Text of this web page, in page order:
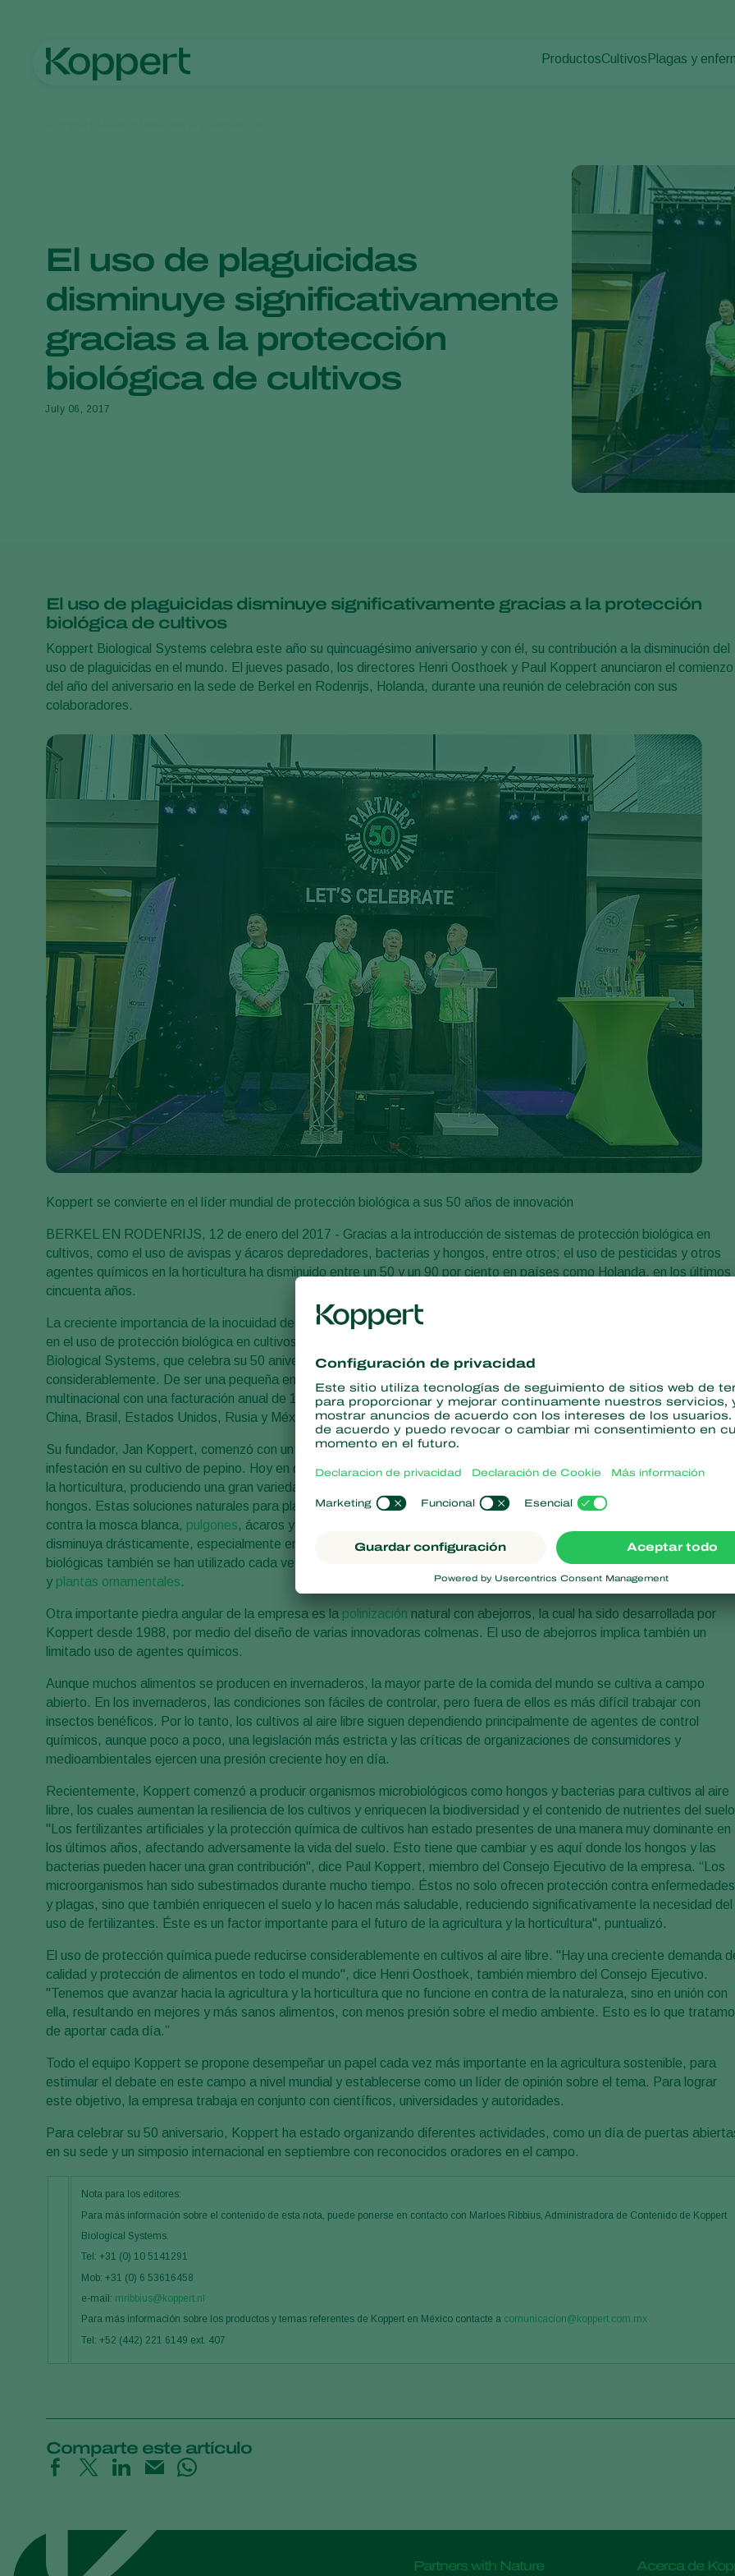
Productos
Aplicación
Monitoreo
Desinfección, Limpieza, &
Agentes sombreadores
Cultivos
Cultivos herbáceos
Plagas y
El uso de plaguicidas
disminuye significativamente
gracias a la protección
biológica de cultivos
July 06, 2017
El uso de plaguicidas disminuye significativamente gracias a la protección
biológica de cultivos
Koppert Biological Systems celebra este año su quincuagésimo aniversario y con él, su contribución a la disminución del
uso de plaguicidas en el mundo. El jueves pasado, los directores Henri Oosthoek y Paul Koppert anunciaron el comienzo
del año del aniversario en la sede de Berkel en Rodenrijs, Holanda, durante una reunión de celebración con sus
colaboradores.
Koppert se convierte en el líder mundial de protección biológica a sus 50 años de innovación
BERKEL EN RODENRIJS, 12 de enero del 2017 - Gracias a la introducción de sistemas de protección biológica en
cultivos, como el uso de avispas y ácaros depredadores, bacterias y hongos, entre otros; el uso de pesticidas y otros
agentes químicos en la horticultura ha disminuido entre un 50 y un 90 por ciento en países como Holanda, en los últimos
cincuenta años.
La creciente importancia de la inocuidad de los alimentos y de la agricultura sustentable también ha llevado a un
en el uso de protección biológica en cultivos al aire libre, según la propia experiencia de nuestra empresa Koppert
Biological Systems, que celebra su 50 aniversario este año. En las últimas cinco décadas Koppert se ha desarrollado
considerablemente. De ser una pequeña empresa pionera con cuatro empleados, se ha transformado en una
multinacional con una facturación anual de 190 millones de euros y 1,200 empleados en 26 países diferentes, incluyendo
China, Brasil, Estados Unidos, Rusia y México. Actualmente, la empresa exporta a más de 90 países.
Su fundador, Jan Koppert, comenzó con un solo insecto benéfico en 1967, un ácaro depredador para controlar una
infestación en su cultivo de pepino. Hoy en día, Koppert es el líder del mercado en la protección biológica de cultivos en
la horticultura, produciendo una gran variedad de ácaros, insectos, microorganismos, extractos de plantas, bacterias y
hongos. Estas soluciones naturales para plagas y enfermedades en la horticultura, se utilizan alrededor de todo el
contra la mosca blanca, pulgones, ácaros y todo tipo de enfermedades. Esto ha permitido que el uso de pesticidas
disminuya drásticamente, especialmente en cultivos de tomate, pepino y pimiento. En los últimos años, las soluciones
biológicas también se han utilizado cada vez más en los tratamientos de semillas, cultivos alimentarios, cultivos de
y plantas ornamentales.
Otra importante piedra angular de la empresa es la polinización natural con abejorros, la cual ha sido desarrollada por
Koppert desde 1988, por medio del diseño de varias innovadoras colmenas. El uso de abejorros implica también un
limitado uso de agentes químicos.
Aunque muchos alimentos se producen en invernaderos, la mayor parte de la comida del mundo se cultiva a campo
abierto. En los invernaderos, las condiciones son fáciles de controlar, pero fuera de ellos es más difícil trabajar con
insectos benéficos. Por lo tanto, los cultivos al aire libre siguen dependiendo principalmente de agentes de control
químicos, aunque poco a poco, una legislación más estricta y las críticas de organizaciones de consumidores y
medioambientales ejercen una presión creciente hoy en día.
Recientemente, Koppert comenzó a producir organismos microbiológicos como hongos y bacterias para cultivos al aire
libre, los cuales aumentan la resiliencia de los cultivos y enriquecen la biodiversidad y el contenido de nutrientes del
"Los fertilizantes artificiales y la protección química de cultivos han estado presentes de una manera muy dominante en
los últimos años, afectando adversamente la vida del suelo. Esto tiene que cambiar y es aquí donde los hongos y las
bacterias pueden hacer una gran contribución", dice Paul Koppert, miembro del Consejo Ejecutivo de la empresa. “Los
microorganismos han sido subestimados durante mucho tiempo. Éstos no solo ofrecen protección contra enfermedades
y plagas, sino que también enriquecen el suelo y lo hacen más saludable, reduciendo significativamente la necesidad del
uso de fertilizantes. Éste es un factor importante para el futuro de la agricultura y la horticultura", puntualizó.
El uso de protección química puede reducirse considerablemente en cultivos al aire libre. "Hay una creciente demanda
calidad y protección de alimentos en todo el mundo", dice Henri Oosthoek, también miembro del Consejo Ejecutivo.
"Tenemos que avanzar hacia la agricultura y la horticultura que no funcione en contra de la naturaleza, sino en unión con
ella, resultando en mejores y más sanos alimentos, con menos presión sobre el medio ambiente. Esto es lo que
de aportar cada día.”
Todo el equipo Koppert se propone desempeñar un papel cada vez más importante en la agricultura sostenible, para
estimular el debate en este campo a nivel mundial y establecerse como un líder de opinión sobre el tema. Para lograr
este objetivo, la empresa trabaja en conjunto con científicos, universidades y autoridades.
Para celebrar su 50 aniversario, Koppert ha estado organizando diferentes actividades, como un día de puertas
en su sede y un simposio internacional en septiembre con reconocidos oradores en el campo.
Nota para los editores:
Para más información sobre el contenido de esta nota, puede ponerse en contacto con Marloes Ribbius, Administradora de Contenido de Koppert
Biological Systems.
Tel: +31 (0) 10 5141291
Mob: +31 (0) 6 53616458
e-mail: mribbius@koppert.nl
Para más información sobre los productos y temas referentes de Koppert en México contacte a comunicacion@koppert.com.mx
Tel: +52 (442) 221 6149 ext. 407
Comparte este artículo
Partners with Nature Acerca de